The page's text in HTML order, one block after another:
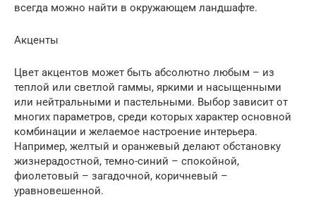
всегда можно найти в окружающем ландшафте.
Акценты
Цвет акцентов может быть абсолютно любым – из
теплой или светлой гаммы, яркими и насыщенными
или нейтральными и пастельными. Выбор зависит от
многих параметров, среди которых характер основной
комбинации и желаемое настроение интерьера.
Например, желтый и оранжевый делают обстановку
жизнерадостной, темно-синий – спокойной,
фиолетовый – загадочной, коричневый –
уравновешенной.